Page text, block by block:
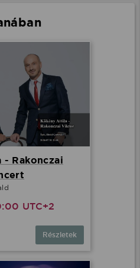
Rakonczai
UTC+2
Részletek